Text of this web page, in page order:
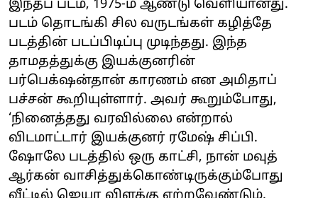
இந்தப் படம், 1975-ம் ஆண்டு வெளியானது.
படம் தொடங்கி சில வருடங்கள் கழித்தே
படத்தின் படப்பிடிப்பு முடிந்தது. இந்த
தாமதத்துக்கு இயக்குனரின்
பர்பெக்‌ஷன்தான் காரணம் என அமிதாப்
பச்சன் கூறியுள்ளார். அவர் கூறும்போது,
‘நினைத்தது வரவில்லை என்றால்
விடமாட்டார் இயக்குனர் ரமேஷ் சிப்பி.
ஷோலே படத்தில் ஒரு காட்சி, நான் மவுத்
ஆர்கன் வாசித்துக்கொண்டிருக்கும்போது